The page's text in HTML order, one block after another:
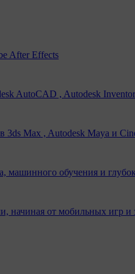
After Effects
AutoCAD , Autodesk
3ds Max , Autodesk Maya и
машинного обучения и
от мобильных игр